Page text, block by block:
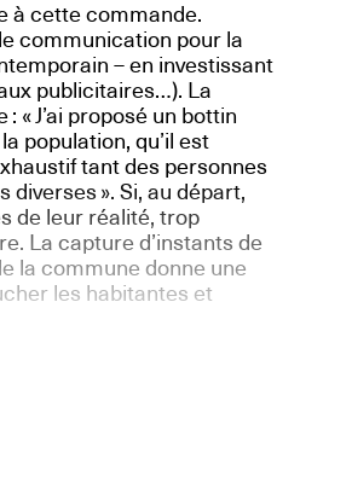
à cette commande.
communication pour la
– en investissant
publicitaires…). La
« J’ai proposé un bottin
population, qu’il est
tant des personnes
». Si, au départ,
de leur réalité, trop
La capture d’instants de
la commune donne une
les habitantes et